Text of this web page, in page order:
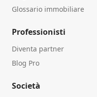
Glossario immobiliare
Professionisti
Diventa partner
Blog Pro
Società